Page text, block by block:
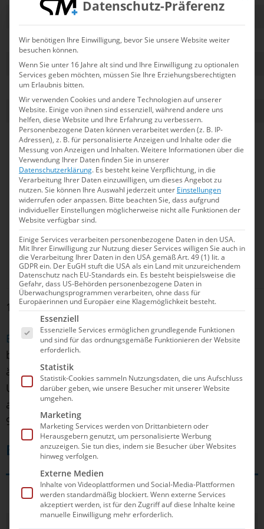
SSV Esslingen 14
22
SVV Plauen 14
16
SV Würzburg 05
SpVg Laatzen 1894 14
0
*) Für einen Sieg nach
regulärer Spielzeit gibt
es drei, für einen Sieg
nach Fünfmeterwerfen
zwei Punkte. Der
Verlierer des
Fünfmeterwerfens
erhält noch einen
Punkt. Unentschieden
gibt es seit der Saison
2024/25 nicht mehr.
1 bis 19 von 19 Einträgen
Bei den Frauenfeierte Spandau 04 mit dem 24:7
beim ETV Hamburg einen weiteren Kantersieg,
ähnlich deutlich setzte sich Esslingen gegen
Uerdingen (26:4) durch. Keine Probleme hatte
auch Blau-Weiß Bochum beim 30:9 gegen Waspo
98.
Ergebnisse Frauen
SSV Esslingen Uerdinger SV 08
15:5 (2:0, 5:3,
4:0, 4:2)
Datenschutz-Präferenz
Wir benötigen Ihre Einwilligung, bevor Sie unsere Website weiter
besuchen können.
Wenn Sie unter 16 Jahre alt sind und Ihre Einwilligung zu optionalen
Services geben möchten, müssen Sie Ihre Erziehungsberechtigten
um Erlaubnis bitten.
Wir verwenden Cookies und andere Technologien auf unserer
Website. Einige von ihnen sind essenziell, während andere uns
helfen, diese Website und Ihre Erfahrung zu verbessern.
Personenbezogene Daten können verarbeitet werden (z. B. IP-
Adressen), z. B. für personalisierte Anzeigen und Inhalte oder die
Messung von Anzeigen und Inhalten.Weitere Informationen über die
Verwendung Ihrer Daten finden Sie in unserer
Datenschutzerklärung. Es besteht keine Verpflichtung, in die
Verarbeitung Ihrer Daten einzuwilligen, um dieses Angebot zu
nutzen.Sie können Ihre Auswahl jederzeit unter Einstellungen
widerrufen oder anpassen. Bitte beachten Sie, dass aufgrund
individueller Einstellungen möglicherweise nicht alle Funktionen der
Website verfügbar sind.
Einige Services verarbeiten personenbezogene Daten in den USA.
Mit Ihrer Einwilligung zur Nutzung dieser Services willigen Sie auch in
die Verarbeitung Ihrer Daten in den USA gemäß Art. 49 (1) lit. a
GDPR ein. Der EuGH stuft die USA als ein Land mit unzureichendem
Datenschutz nach EU-Standards ein. Es besteht beispielsweise die
Gefahr, dass US-Behörden personenbezogene Daten in
Überwachungsprogrammen verarbeiten, ohne dass für
Europäerinnen und Europäer eine Klagemöglichkeit besteht.
Es folgt eine Liste der Service-Gruppen, für die
Essenziell
Essenzielle Services ermöglichen grundlegende Funktionen
und sind für das ordnungsgemäße Funktionieren der Website
erforderlich.
Statistik
Statistik-Cookies sammeln Nutzungsdaten, die uns Aufschluss
darüber geben, wie unsere Besucher mit unserer Website
umgehen.
Marketing
Marketing Services werden von Drittanbietern oder
Herausgebern genutzt, um personalisierte Werbung
anzuzeigen. Sie tun dies, indem sie Besucher über Websites
hinweg verfolgen.
Externe Medien
Inhalte von Videoplattformen und Social-Media-Plattformen
werden standardmäßig blockiert. Wenn externe Services
akzeptiert werden, ist für den Zugriff auf diese Inhalte keine
manuelle Einwilligung mehr erforderlich.